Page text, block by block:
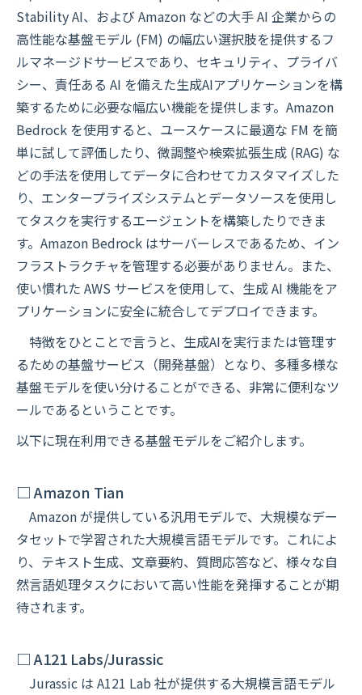
Stability AI、および Amazon などの大手 AI 企業からの
高性能な基盤モデル (FM) の幅広い選択肢を提供するフ
ルマネージドサービスであり、セキュリティ、プライバ
シー、責任ある AI を備えた生成AIアプリケーションを構
築するために必要な幅広い機能を提供します。Amazon
Bedrock を使用すると、ユースケースに最適な FM を簡
単に試して評価したり、微調整や検索拡張生成 (RAG) な
どの手法を使用してデータに合わせてカスタマイズした
り、エンタープライズシステムとデータソースを使用し
てタスクを実行するエージェントを構築したりできま
す。Amazon Bedrock はサーバーレスであるため、イン
フラストラクチャを管理する必要がありません。また、
使い慣れた AWS サービスを使用して、生成 AI 機能をア
プリケーションに安全に統合してデプロイできます。
特徴をひとことで言うと、生成AIを実行または管理す
るための基盤サービス（開発基盤）となり、多種多様な
基盤モデルを使い分けることができる、非常に便利なツ
ールであるということです。
以下に現在利用できる基盤モデルをご紹介します。
□ Amazon Tian
Amazon が提供している汎用モデルで、大規模なデー
タセットで学習された大規模言語モデルです。これによ
り、テキスト生成、文章要約、質問応答など、様々な自
然言語処理タスクにおいて高い性能を発揮することが期
待されます。
□ A121 Labs/Jurassic
Jurassic は A121 Lab 社が提供する大規模言語モデル